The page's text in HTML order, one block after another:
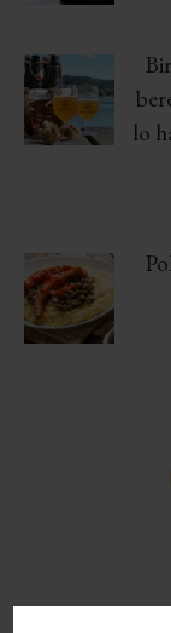
lo